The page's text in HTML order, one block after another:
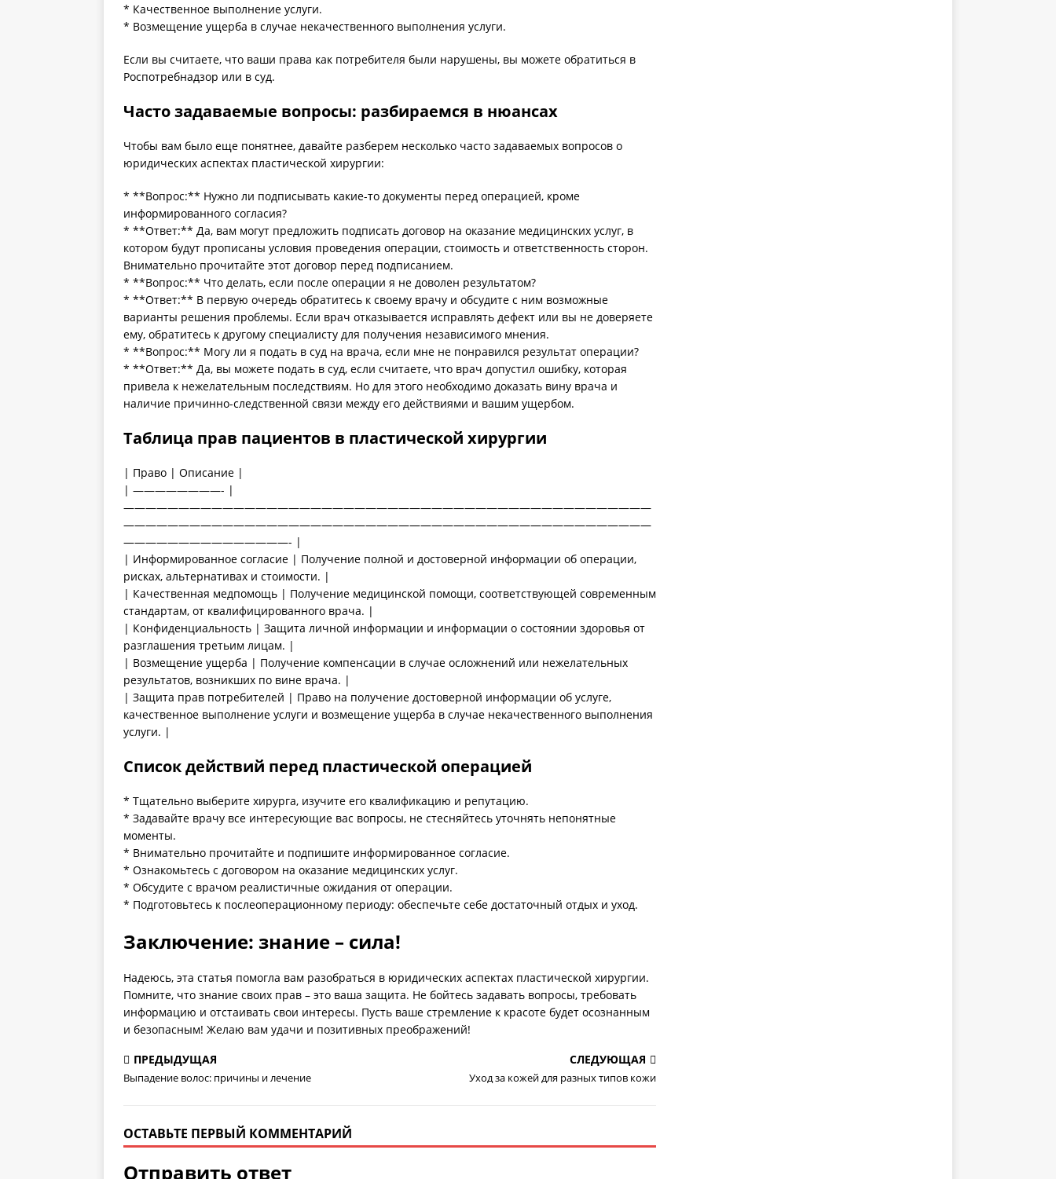
* Качественное выполнение услуги.
* Возмещение ущерба в случае некачественного выполнения услуги.
Если вы считаете, что ваши права как потребителя были нарушены, вы можете обратиться в
Роспотребнадзор или в суд.
Часто задаваемые вопросы: разбираемся в нюансах
Чтобы вам было еще понятнее, давайте разберем несколько часто задаваемых вопросов о
юридических аспектах пластической хирургии:
* **Вопрос:** Нужно ли подписывать какие-то документы перед операцией, кроме
информированного согласия?
* **Ответ:** Да, вам могут предложить подписать договор на оказание медицинских услуг, в
котором будут прописаны условия проведения операции, стоимость и ответственность сторон.
Внимательно прочитайте этот договор перед подписанием.
* **Вопрос:** Что делать, если после операции я не доволен результатом?
* **Ответ:** В первую очередь обратитесь к своему врачу и обсудите с ним возможные
варианты решения проблемы. Если врач отказывается исправлять дефект или вы не доверяете
ему, обратитесь к другому специалисту для получения независимого мнения.
* **Вопрос:** Могу ли я подать в суд на врача, если мне не понравился результат операции?
* **Ответ:** Да, вы можете подать в суд, если считаете, что врач допустил ошибку, которая
привела к нежелательным последствиям. Но для этого необходимо доказать вину врача и
наличие причинно-следственной связи между его действиями и вашим ущербом.
Таблица прав пациентов в пластической хирургии
| Право | Описание |
| ————————- |
————————————————————————————————————————————————
————————————————————————————————————————————————
———————————————- |
| Информированное согласие | Получение полной и достоверной информации об операции,
рисках, альтернативах и стоимости. |
| Качественная медпомощь | Получение медицинской помощи, соответствующей современным
стандартам, от квалифицированного врача. |
| Конфиденциальность | Защита личной информации и информации о состоянии здоровья от
разглашения третьим лицам. |
| Возмещение ущерба | Получение компенсации в случае осложнений или нежелательных
результатов, возникших по вине врача. |
| Защита прав потребителей | Право на получение достоверной информации об услуге,
качественное выполнение услуги и возмещение ущерба в случае некачественного выполнения
услуги. |
Список действий перед пластической операцией
* Тщательно выберите хирурга, изучите его квалификацию и репутацию.
* Задавайте врачу все интересующие вас вопросы, не стесняйтесь уточнять непонятные
моменты.
* Внимательно прочитайте и подпишите информированное согласие.
* Ознакомьтесь с договором на оказание медицинских услуг.
* Обсудите с врачом реалистичные ожидания от операции.
* Подготовьтесь к послеоперационному периоду: обеспечьте себе достаточный отдых и уход.
Заключение: знание – сила!
Надеюсь, эта статья помогла вам разобраться в юридических аспектах пластической хирургии.
Помните, что знание своих прав – это ваша защита. Не бойтесь задавать вопросы, требовать
информацию и отстаивать свои интересы. Пусть ваше стремление к красоте будет осознанным
и безопасным! Желаю вам удачи и позитивных преображений!
ПРЕДЫДУЩАЯ
Выпадение волос: причины и лечение
СЛЕДУЮЩАЯ
Уход за кожей для разных типов кожи
ОСТАВЬТЕ ПЕРВЫЙ КОММЕНТАРИЙ
Отправить ответ